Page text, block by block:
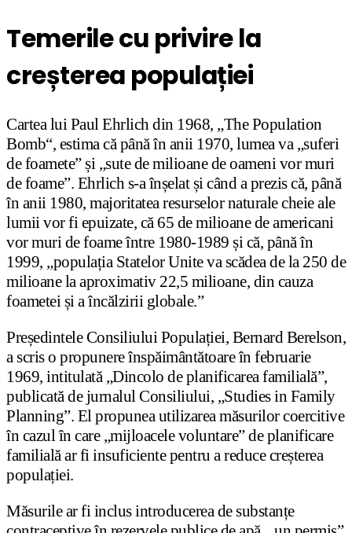
Temerile cu privire la
creșterea populației
Cartea lui Paul Ehrlich din 1968, „The Population
Bomb“, estima că până în anii 1970, lumea va „suferi
de foamete” și „sute de milioane de oameni vor muri
de foame”. Ehrlich s-a înșelat și când a prezis că, până
în anii 1980, majoritatea resurselor naturale cheie ale
lumii vor fi epuizate, că 65 de milioane de americani
vor muri de foame între 1980-1989 și că, până în
1999, „populația Statelor Unite va scădea de la 250 de
milioane la aproximativ 22,5 milioane, din cauza
foametei și a încălzirii globale.”
Președintele Consiliului Populației, Bernard Berelson,
a scris o propunere înspăimântătoare în februarie
1969, intitulată „Dincolo de planificarea familială”,
publicată de jurnalul Consiliului, „Studies in Family
Planning”. El propunea utilizarea măsurilor coercitive
în cazul în care „mijloacele voluntare” de planificare
familială ar fi insuficiente pentru a reduce creșterea
populației.
Măsurile ar fi inclus introducerea de substanțe